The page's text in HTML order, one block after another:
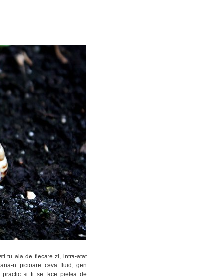
tu aia de fiecare zi, intra-atat
n picioare ceva fluid, gen
practic si ti se face pielea de